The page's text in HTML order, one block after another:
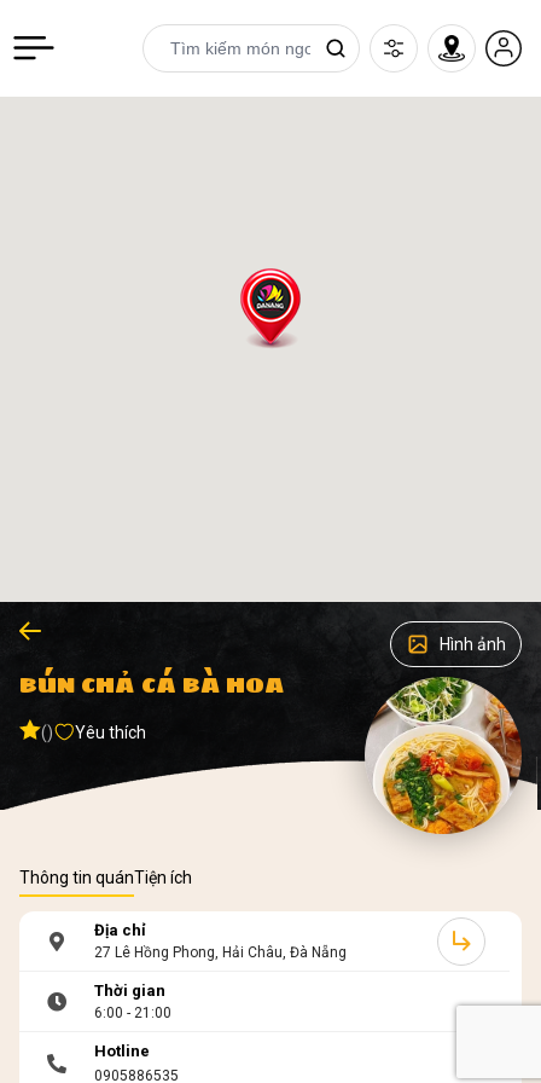
Hình ảnh
BÚN CHẢ CÁ BÀ HOA
() Yêu thích
Thông tin quánTiện ích
Địa chỉ
27 Lê Hồng Phong, Hải Châu, Đà Nẵng
Thời gian
6:00 - 21:00
Hotline
0905886535